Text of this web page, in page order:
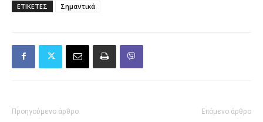
ΕΤΙΚΕΤΕΣ Σημαντικά
Προηγούμενο άρθρο Επόμενο άρθρο